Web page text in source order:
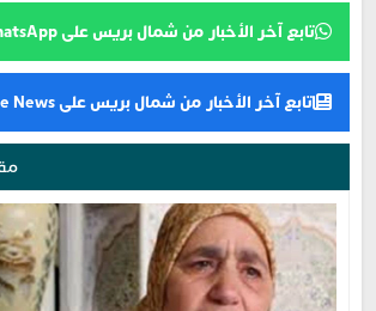
تابع آخر الأخبار من شمال بريس على WhatsApp
تابع آخر الأخبار من شمال بريس على Google News